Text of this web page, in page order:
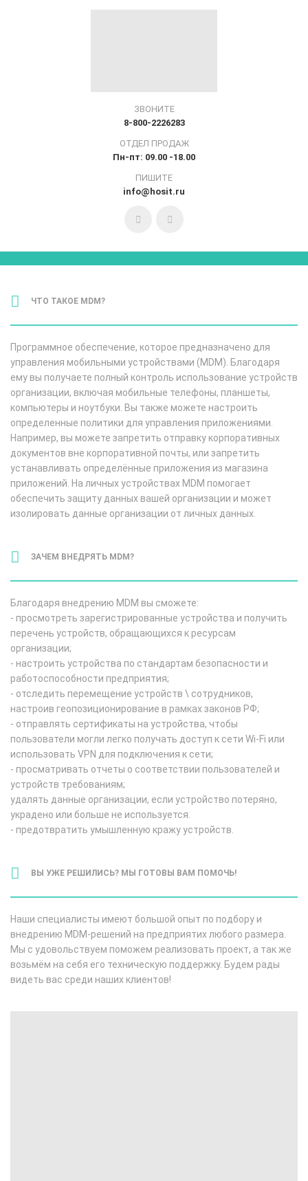
ЗВОНИТЕ
8-800-2226283
ОТДЕЛ ПРОДАЖ
Пн-пт: 09.00 -18.00
ПИШИТЕ
info@hosit.ru
ЧТО ТАКОЕ MDM?
Программное обеспечение, которое предназначено для
управления мобильными устройствами (MDM). Благодаря
ему вы получаете полный контроль использование устройств
организации, включая мобильные телефоны, планшеты,
компьютеры и ноутбуки. Вы также можете настроить
определенные политики для управления приложениями.
Например, вы можете запретить отправку корпоративных
документов вне корпоративной почты, или запретить
устанавливать определённые приложения из магазина
приложений. На личных устройствах MDM помогает
обеспечить защиту данных вашей организации и может
изолировать данные организации от личных данных.
ЗАЧЕМ ВНЕДРЯТЬ MDM?
Благодаря внедрению MDM вы сможете:
- просмотреть зарегистрированные устройства и получить
перечень устройств, обращающихся к ресурсам
организации;
- настроить устройства по стандартам безопасности и
работоспособности предприятия;
- отследить перемещение устройств \ сотрудников,
настроив геопозиционирование в рамках законов РФ;
- отправлять сертификаты на устройства, чтобы
пользователи могли легко получать доступ к сети Wi-Fi или
использовать VPN для подключения к сети;
- просматривать отчеты о соответствии пользователей и
устройств требованиям;
удалять данные организации, если устройство потеряно,
украдено или больше не используется.
- предотвратить умышленную кражу устройств.
ВЫ УЖЕ РЕШИЛИСЬ? МЫ ГОТОВЫ ВАМ ПОМОЧЬ!
Наши специалисты имеют большой опыт по подбору и
внедрению MDM-решений на предприятих любого размера.
Мы с удовольствуем поможем реализовать проект, а так же
возьмём на себя его техническую поддержку. Будем рады
видеть вас среди наших клиентов!